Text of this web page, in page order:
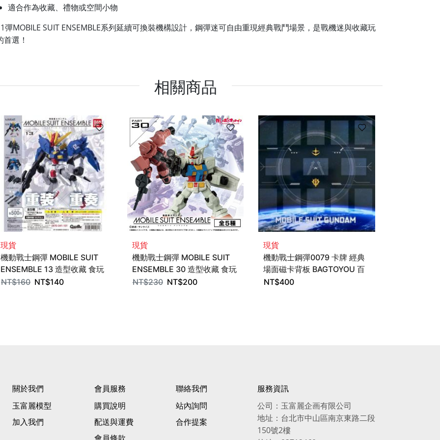
適合作為收藏、禮物或空間小物
彈MOBILE SUIT ENSEMBLE系列延續可換裝機構設計，鋼彈迷可自由重現經典戰鬥場景，是戰機迷與收藏玩
首選！
相關商品
現貨
機動戰士鋼彈 MOBILE SUIT
ENSEMBLE 13 造型收藏 食玩
全5種 BANDAI
NT$160 NT$140
現貨
機動戰士鋼彈 MOBILE SUIT
ENSEMBLE 30 造型收藏 食玩
全5種 BANDAI
NT$230 NT$200
現貨
機動戰士鋼彈0079 卡牌 經典
場面磁卡背板 BAGTOYOU 百
達遊
NT$400
關於我們
玉富麗模型
加入我們
會員服務
購買說明
配送與運費
聯絡我們
站內詢問
合作提案
服務資訊
公司：玉富麗企画有限公司
地址：台北市中山區南京東路二段
150號2樓